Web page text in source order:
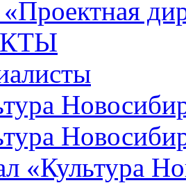
«Культура